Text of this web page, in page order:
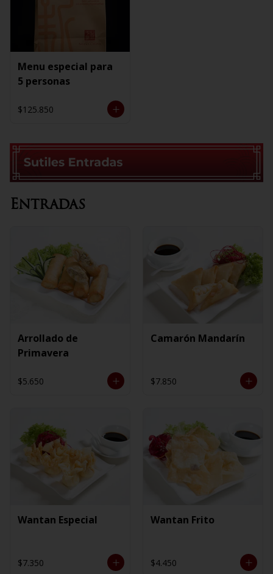
Menu especial para
5 personas
$125.850
Entradas
Arrollado de
Primavera
$5.650
Camarón Mandarín
$7.850
Wantan Especial
$7.350
Wantan Frito
$4.450